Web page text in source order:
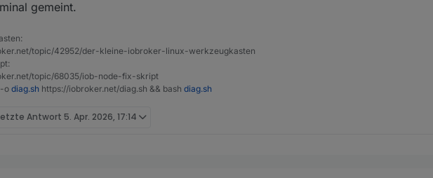
gemeint.
topic/42952/der-kleine-iobroker-linux-werkzeugkasten
topic/68035/iob-node-fix-skript
o diag.sh https://iobroker.net/diag.sh && bash diag.sh
Antwort 5. Apr. 2026, 17:14